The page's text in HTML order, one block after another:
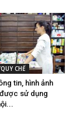
CHẾ
tin, hình ảnh
sử dụng